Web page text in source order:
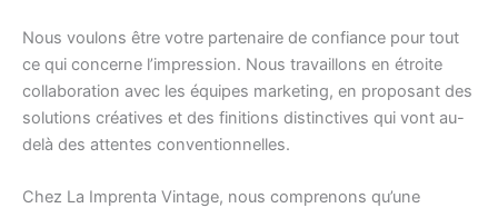
Nous voulons être votre partenaire de confiance pour tout
ce qui concerne l’impression. Nous travaillons en étroite
collaboration avec les équipes marketing, en proposant des
solutions créatives et des finitions distinctives qui vont au-
delà des attentes conventionnelles.
Chez La Imprenta Vintage, nous comprenons qu’une